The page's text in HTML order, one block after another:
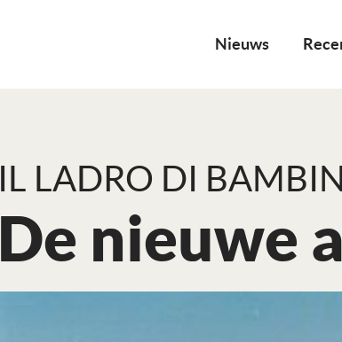
Nieuws
IL LADRO DI
De nieuwe